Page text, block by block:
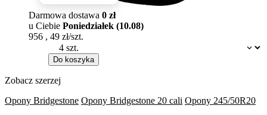
Dostępność:
Darmowa dostawa 0 zł
u Ciebie Poniedziałek (10.08)
956 , 49 zł/szt.
Do koszyka
Zobacz szerzej
Opony Bridgestone Opony Bridgestone 20 cali Opony 245/50R20